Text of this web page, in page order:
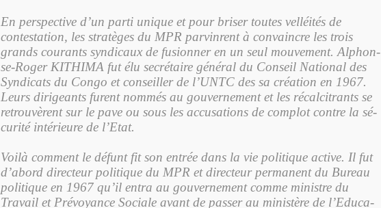
En perspective d’un parti unique et pour briser tou­tes velléités de
contesta­tion, les stratèges du MPR parvinrent à convaincre les trois
grands courants syn­dicaux de fusionner en un seul mouvement. Alphon­
se-Roger KITHIMA fut élu secrétaire général du Con­seil National des
Syndicats du Congo et conseiller de l’UNTC des sa création en 1967.
Leurs dirigeants fu­rent nommés au gouver­nement et les récalcitrants se
retrouvèrent sur le pave ou sous les accusations de complot contre la sé­
curité intérieure de l’Etat.
Voilà comment le défunt fit son entrée dans la vie politique active. Il fut
d’abord directeur politique du MPR et directeur permanent du Bureau
politique en 1967 qu’il entra au gouvernement comme ministre du
Travail et Prévoyance Sociale avant de passer au ministère de l’Educa­